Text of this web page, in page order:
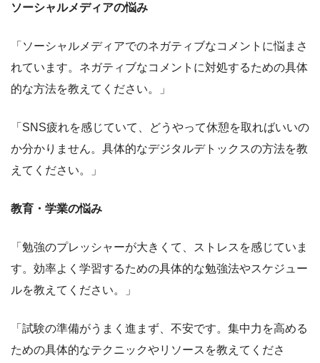
ソーシャルメディアの悩み
「ソーシャルメディアでのネガティブなコメントに悩まさ
れています。ネガティブなコメントに対処するための具体
的な方法を教えてください。」
「SNS疲れを感じていて、どうやって休憩を取ればいいの
か分かりません。具体的なデジタルデトックスの方法を教
えてください。」
教育・学業の悩み
「勉強のプレッシャーが大きくて、ストレスを感じていま
す。効率よく学習するための具体的な勉強法やスケジュー
ルを教えてください。」
「試験の準備がうまく進まず、不安です。集中力を高める
ための具体的なテクニックやリソースを教えてくださ